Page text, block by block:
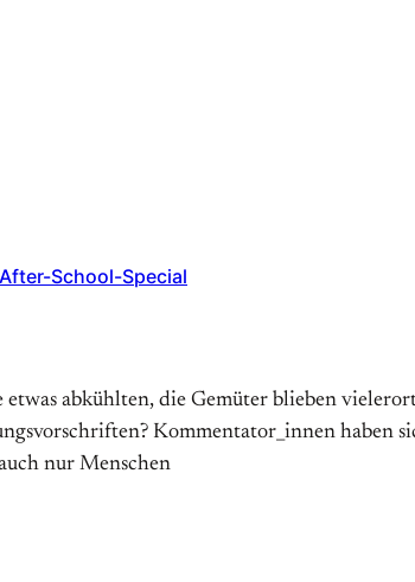
School-Special
etwas abkühlten, die Gemüter blieben
Kommentator_innen haben
nur Menschen